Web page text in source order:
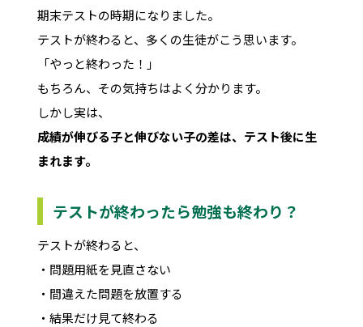
期末テストの時期になりました。
テストが終わると、多くの生徒がこう思います。
「やっと終わった！」
もちろん、その気持ちはよく分かります。
しかし実は、
成績が伸びる子と伸びない子の差は、テスト後に生
まれます。
テストが終わったら勉強も終わり？
テストが終わると、
・問題用紙を見直さない
・間違えた問題を放置する
・結果だけ見て終わる